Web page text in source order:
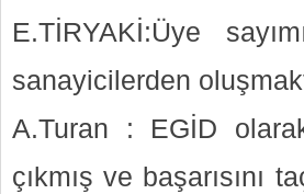
E.TİRYAKİ:Üye
sanayicilerden
A.Turan : EGİD
çıkmış ve başarısını